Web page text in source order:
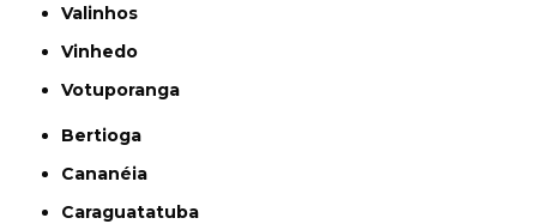
Valinhos
Vinhedo
Votuporanga
Bertioga
Cananéia
Caraguatatuba